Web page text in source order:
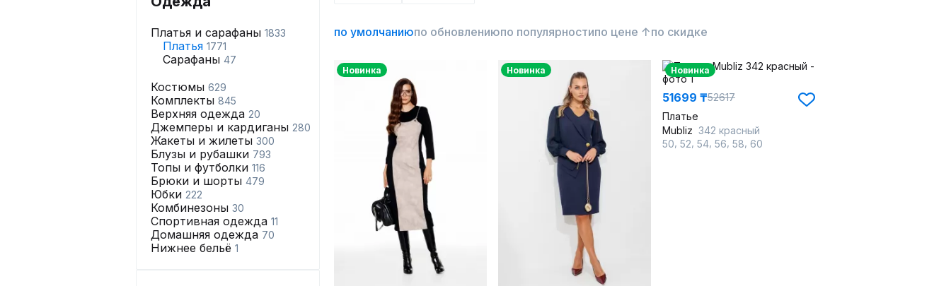
Платья и сарафаны 1833
Платья 1771
Сарафаны 47
Костюмы 629
Комплекты 845
Верхняя одежда 20
Джемперы и кардиганы 280
Жакеты и жилеты 300
Блузы и рубашки 793
Топы и футболки 116
Брюки и шорты 479
Юбки 222
Комбинезоны 30
Спортивная одежда 11
Домашняя одежда 70
Нижнее бельё 1
по умолчаниюпо обновлениюпо популярностипо цене ↑по скидке
Новинка Новинка Новинка
51699 ₸52617
Платье
Mubliz 342 красный
50 52 54 56 58 60